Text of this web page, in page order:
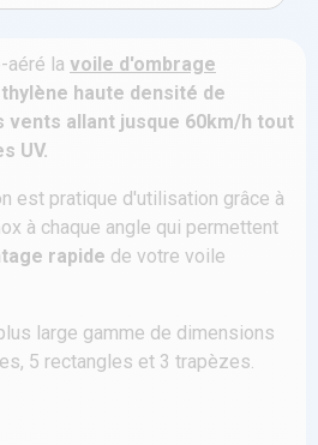
aéré la voile d'ombrage
haute densité de
vents allant jusque 60km/h tout
UV.
est pratique d'utilisation grâce à
à chaque angle qui permettent
rapide de votre voile
large gamme de dimensions
5 rectangles et 3 trapèzes.